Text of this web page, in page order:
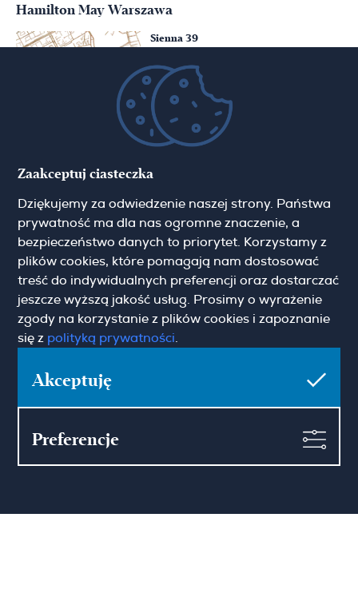
Hamilton May Warszawa
Sienna 39
(+48) 22 428 16 15
warsaw@hamiltonmay.com
31-117 Krakow
(+48) 12 426 51 26
krakow@hamiltonmay.com
Hamilton May Wrocław
Zaakceptuj ciasteczka
Dziękujemy za odwiedzenie naszej strony. Państwa
prywatność ma dla nas ogromne znaczenie, a
bezpieczeństwo danych to priorytet. Korzystamy z
plików cookies, które pomagają nam dostosować
treść do indywidualnych preferencji oraz dostarczać
jeszcze wyższą jakość usług. Prosimy o wyrażenie
zgody na korzystanie z plików cookies i zapoznanie
się z polityką prywatności
Akceptuję
Preferencje